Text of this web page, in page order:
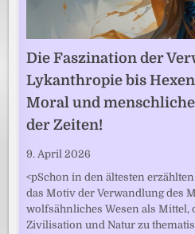
Die Faszination der
Lykanthropie bis
Moral und
der Zeiten!
9. April 2026
<pSchon in den ältesten
das Motiv der Verwandlung des
wolfsähnliches Wesen als Mittel,
Zivilisation und Natur zu